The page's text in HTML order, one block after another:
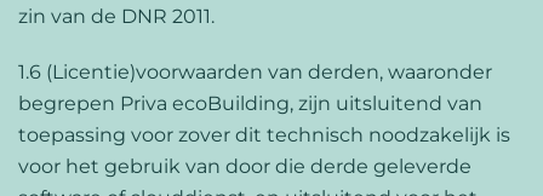
zin van de DNR 2011.
1.6 (Licentie)voorwaarden van derden, waaronder
begrepen Priva ecoBuilding, zijn uitsluitend van
toepassing voor zover dit technisch noodzakelijk is
voor het gebruik van door die derde geleverde